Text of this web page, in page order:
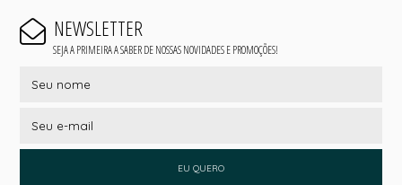
NEWSLETTER
SEJA A PRIMEIRA A SABER DE NOSSAS NOVIDADES E PROMOÇÕES!
EU QUERO